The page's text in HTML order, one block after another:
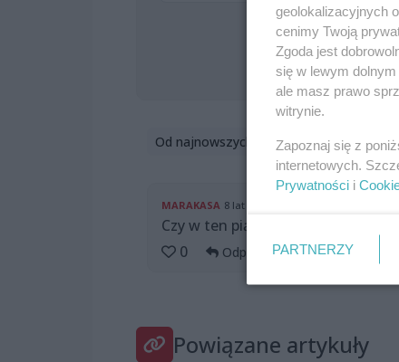
Formularz jest
Od najnowszych
MARAKASA 8 lat temu
Czy w ten piątek jest klub otwarty?
0
Odpowiedz
Powiązane artykuły
geolokalizacyjnych
cenimy Twoją
Zgoda jest
się w lewym
ale masz prawo
witrynie.
Zapoznaj się z
internetowych.
Prywatności i
PARTNERZY